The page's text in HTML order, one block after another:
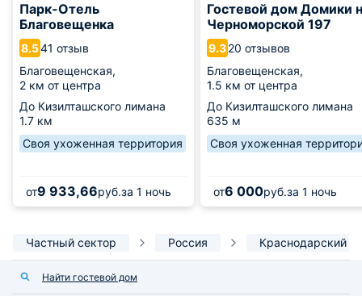
Парк-Отель
Благовещенка
8.541 отзыв
Благовещенская,
2 км от центра
До Кизилташского лимана
1.7 км
Своя ухоженная территория
от9 933,66руб.за 1 ночь
Гостевой дом Домики
Черноморской 197
9.320 отзывов
Благовещенская,
1.5 км от центра
До Кизилташского лимана
635 м
Своя ухоженная
от6 000руб.за 1 ночь
Частный сектор Россия Краснодарский
Найти гостевой дом